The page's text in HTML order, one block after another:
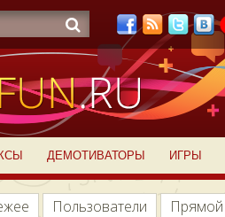
ДЕМОТИВАТОРЫ ИГРЫ
Пользователи